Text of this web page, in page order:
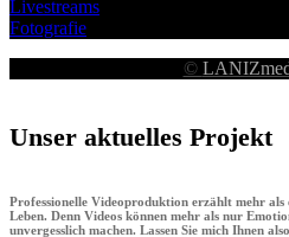
Livestreams
Fotografie
©
Unser aktuelles Projekt
Professionelle Videoproduktion erzählt mehr als
Leben. Denn Videos können mehr als nur
unvergesslich machen. Lassen Sie mich Ihnen